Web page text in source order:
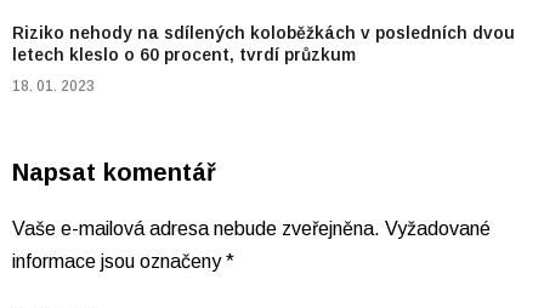
Riziko nehody na sdílených koloběžkách v posledních dvou
letech kleslo o 60 procent, tvrdí průzkum
18. 01. 2023
Napsat komentář
Vaše e-mailová adresa nebude zveřejněna. Vyžadované
informace jsou označeny*